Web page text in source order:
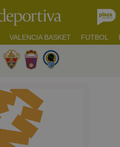
VALENCIA BASKET FUTBOL